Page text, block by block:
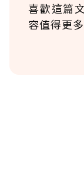
喜歡這篇
容值得更